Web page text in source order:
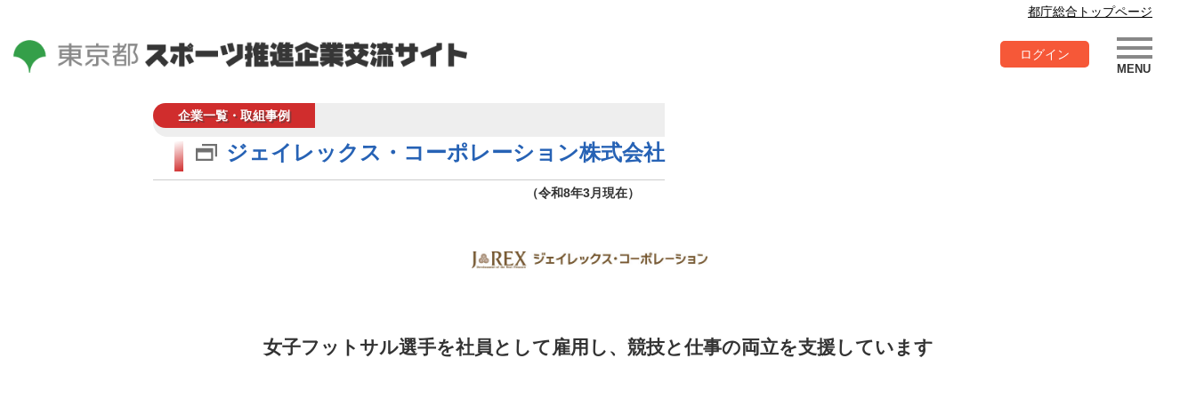
都庁総合トップページ
ログイン
企業一覧・取組事例
ジェイレックス・コーポレーション株式会社
（令和8年3月現在）
女子フットサル選手を社員として雇用し、競技と仕事の両立を支援しています